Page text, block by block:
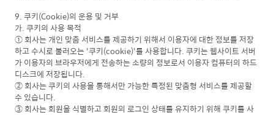
9. 쿠키(Cookie)의 운용 및 거부
가. 쿠키의 사용 목적
① 회사는 개인 맞춤 서비스를 제공하기 위해서 이용자에 대한 정보를 저장
하고 수시로 불러오는 '쿠키(cookie)'를 사용합니다. 쿠키는 웹사이트 서버
가 이용자의 브라우저에게 전송하는 소량의 정보로서 이용자 컴퓨터의 하드
디스크에 저장됩니다.
② 회사는 쿠키의 사용을 통해서만 가능한 특정된 맞춤형 서비스를 제공할
수 있습니다.
③ 회사는 회원을 식별하고 회원의 로그인 상태를 유지하기 위해 쿠키를 사